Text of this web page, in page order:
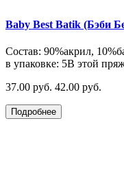
Baby Best Batik (Бэби
Состав: 90%акрил,
в упаковке: 5В этой
37.00 руб. 42.00 руб.
Подробнее